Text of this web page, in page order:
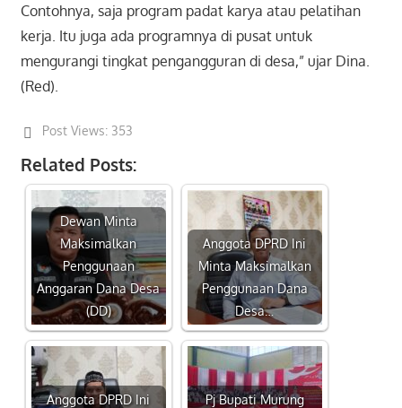
Contohnya, saja program padat karya atau pelatihan
kerja. Itu juga ada programnya di pusat untuk
mengurangi tingkat pengangguran di desa,” ujar Dina.
(Red).
Post Views: 353
Related Posts:
Dewan Minta
Maksimalkan
Penggunaan
Anggaran Dana Desa
(DD)
Anggota DPRD Ini
Minta Maksimalkan
Penggunaan Dana
Desa…
Anggota DPRD Ini
Pj Bupati Murung